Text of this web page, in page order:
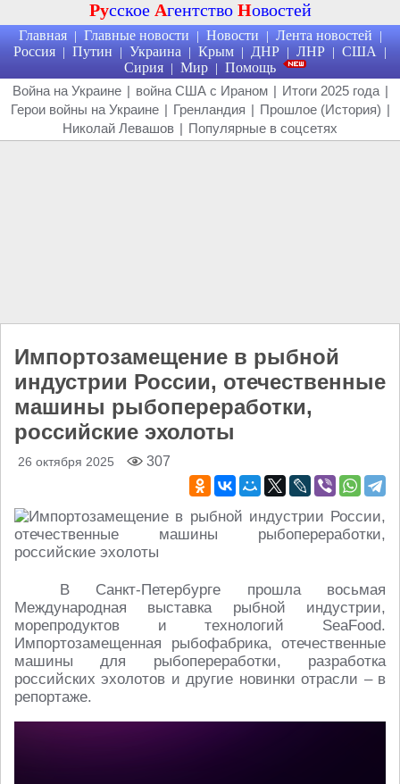
Русское Агентство Новостей
Главная | Главные новости | Новости | Лента новостей |
Россия | Путин | Украина | Крым | ДНР | ЛНР | США |
Сирия | Мир | Помощь
Война на Украине | война США с Ираном | Итоги 2025 года |
Герои войны на Украине | Гренландия | Прошлое (История) |
Николай Левашов | Популярные в соцсетях
Импортозамещение в рыбной
индустрии России, отечественные
машины рыбопереработки,
российские эхолоты
26 октября 2025 307
В Санкт-Петербурге прошла восьмая
Международная выставка рыбной индустрии,
морепродуктов и технологий SeaFood.
Импортозамещенная рыбофабрика, отечественные
машины для рыбопереработки, разработка
российских эхолотов и другие новинки отрасли – в
репортаже.